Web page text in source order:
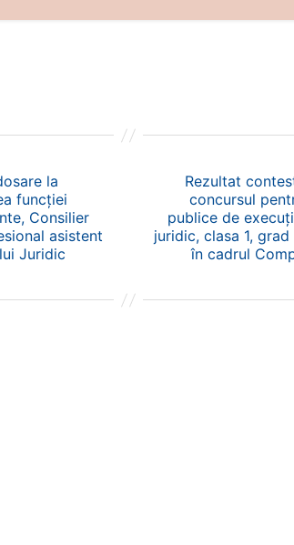
la
funcției
Consilier
asistent
Juridic
Rezultat
concursul
publice de
juridic, clasa 1,
în cadrul